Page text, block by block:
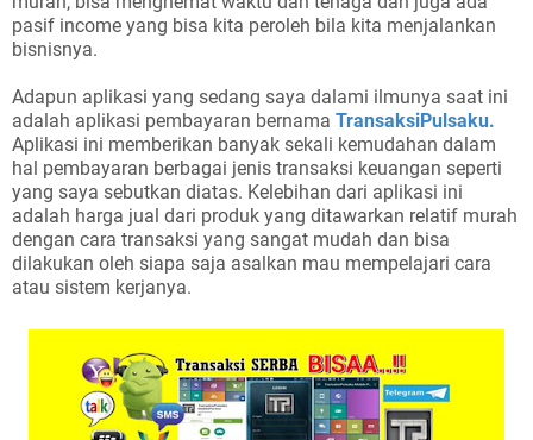
pasif income yang bisa kita peroleh bila kita menjalankan
bisnisnya.
Adapun aplikasi yang sedang saya dalami ilmunya saat ini
adalah aplikasi pembayaran bernama TransaksiPulsaku.
Aplikasi ini memberikan banyak sekali kemudahan dalam
hal pembayaran berbagai jenis transaksi keuangan seperti
yang saya sebutkan diatas. Kelebihan dari aplikasi ini
adalah harga jual dari produk yang ditawarkan relatif murah
dengan cara transaksi yang sangat mudah dan bisa
dilakukan oleh siapa saja asalkan mau mempelajari cara
atau sistem kerjanya.